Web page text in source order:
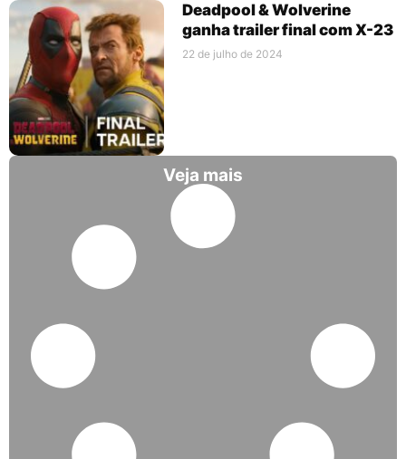
Deadpool & Wolverine
ganha trailer final com X-23
22 de julho de 2024
Veja mais